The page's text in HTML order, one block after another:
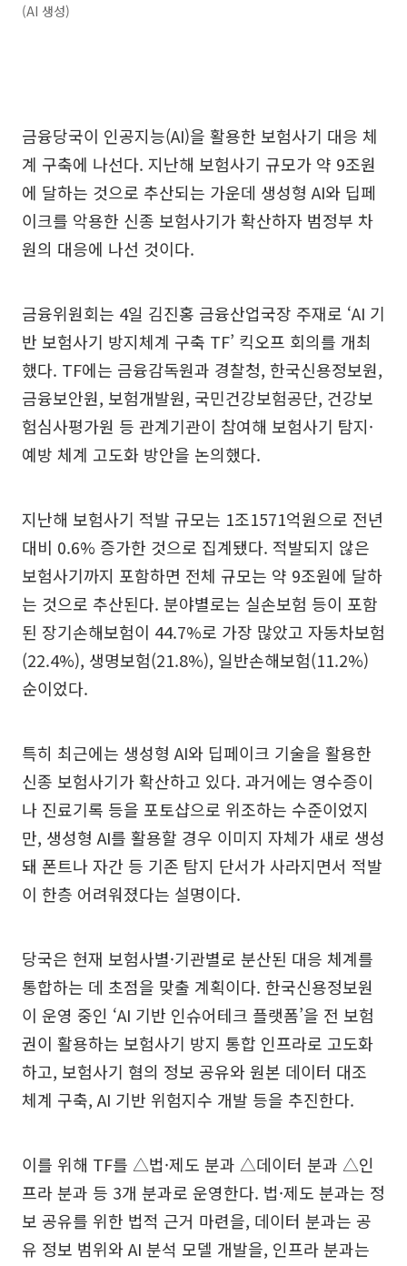
(AI 생성)
금융당국이 인공지능(AI)을 활용한 보험사기 대응 체
계 구축에 나선다. 지난해 보험사기 규모가 약 9조원
에 달하는 것으로 추산되는 가운데 생성형 AI와 딥페
이크를 악용한 신종 보험사기가 확산하자 범정부 차
원의 대응에 나선 것이다.
금융위원회는 4일 김진홍 금융산업국장 주재로 ‘AI 기
반 보험사기 방지체계 구축 TF’ 킥오프 회의를 개최
했다. TF에는 금융감독원과 경찰청, 한국신용정보원,
금융보안원, 보험개발원, 국민건강보험공단, 건강보
험심사평가원 등 관계기관이 참여해 보험사기 탐지·
예방 체계 고도화 방안을 논의했다.
지난해 보험사기 적발 규모는 1조1571억원으로 전년
대비 0.6% 증가한 것으로 집계됐다. 적발되지 않은
보험사기까지 포함하면 전체 규모는 약 9조원에 달하
는 것으로 추산된다. 분야별로는 실손보험 등이 포함
된 장기손해보험이 44.7%로 가장 많았고 자동차보험
(22.4%), 생명보험(21.8%), 일반손해보험(11.2%)
순이었다.
특히 최근에는 생성형 AI와 딥페이크 기술을 활용한
신종 보험사기가 확산하고 있다. 과거에는 영수증이
나 진료기록 등을 포토샵으로 위조하는 수준이었지
만, 생성형 AI를 활용할 경우 이미지 자체가 새로 생성
돼 폰트나 자간 등 기존 탐지 단서가 사라지면서 적발
이 한층 어려워졌다는 설명이다.
당국은 현재 보험사별·기관별로 분산된 대응 체계를
통합하는 데 초점을 맞출 계획이다. 한국신용정보원
이 운영 중인 ‘AI 기반 인슈어테크 플랫폼’을 전 보험
권이 활용하는 보험사기 방지 통합 인프라로 고도화
하고, 보험사기 혐의 정보 공유와 원본 데이터 대조
체계 구축, AI 기반 위험지수 개발 등을 추진한다.
이를 위해 TF를 △법·제도 분과 △데이터 분과 △인
프라 분과 등 3개 분과로 운영한다. 법·제도 분과는 정
보 공유를 위한 법적 근거 마련을, 데이터 분과는 공
유 정보 범위와 AI 분석 모델 개발을, 인프라 분과는